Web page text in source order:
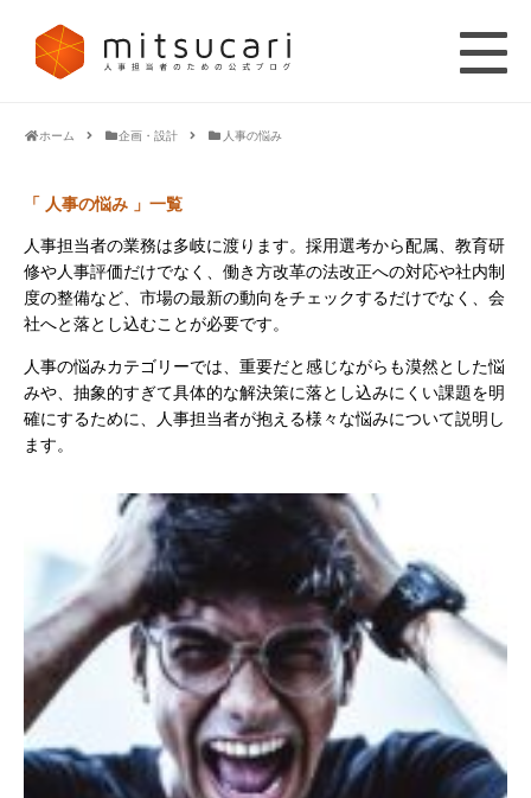
ホーム 企画・設計 人事の悩み
「 人事の悩み 」一覧
人事担当者の業務は多岐に渡ります。採用選考から配属、教育研
修や人事評価だけでなく、働き方改革の法改正への対応や社内制
度の整備など、市場の最新の動向をチェックするだけでなく、会
社へと落とし込むことが必要です。
人事の悩みカテゴリーでは、重要だと感じながらも漠然とした悩
みや、抽象的すぎて具体的な解決策に落とし込みにくい課題を明
確にするために、人事担当者が抱える様々な悩みについて説明し
ます。